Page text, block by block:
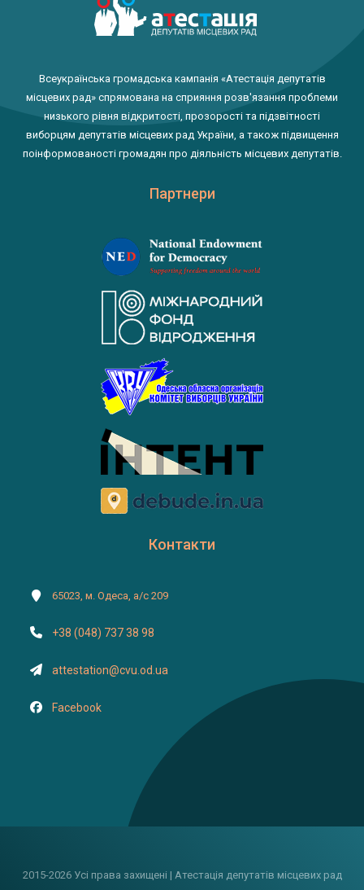
Всеукраїнська громадська кампанія «Атестація депутатів
місцевих рад» спрямована на сприяння розв'язання проблеми
низького рівня відкритості, прозорості та підзвітності
виборцям депутатів місцевих рад України, а також підвищення
поінформованості громадян про діяльність місцевих депутатів.
Партнери
Контакти
65023, м. Одеса, а/с 209
+38 (048) 737 38 98
attestation@cvu.od.ua
Facebook
2015-2026 Усі права захищені | Атестація депутатів місцевих рад